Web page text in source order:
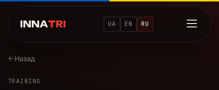
INNATRI UA EN RU
Назад
TRAINING